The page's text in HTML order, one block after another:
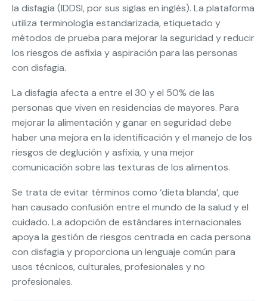
la disfagia (IDDSI, por sus siglas en inglés). La plataforma
utiliza terminología estandarizada, etiquetado y
métodos de prueba para mejorar la seguridad y reducir
los riesgos de asfixia y aspiración para las personas
con disfagia.
La disfagia afecta a entre el 30 y el 50% de las
personas que viven en residencias de mayores. Para
mejorar la alimentación y ganar en seguridad debe
haber una mejora en la identificación y el manejo de los
riesgos de deglución y asfixia, y una mejor
comunicación sobre las texturas de los alimentos.
Se trata de evitar términos como ‘dieta blanda’, que
han causado confusión entre el mundo de la salud y el
cuidado. La adopción de estándares internacionales
apoya la gestión de riesgos centrada en cada persona
con disfagia y proporciona un lenguaje común para
usos técnicos, culturales, profesionales y no
profesionales.